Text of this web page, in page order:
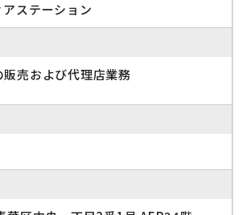
ステーション
売および代理店業務